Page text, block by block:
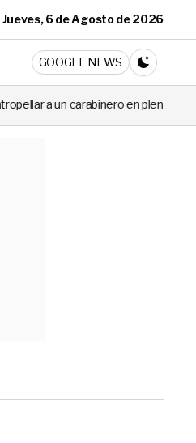
Jueves, 6 de Agosto de 2026
GOOGLE NEWS
CAMBIA A
en plena fiscalización Cortes